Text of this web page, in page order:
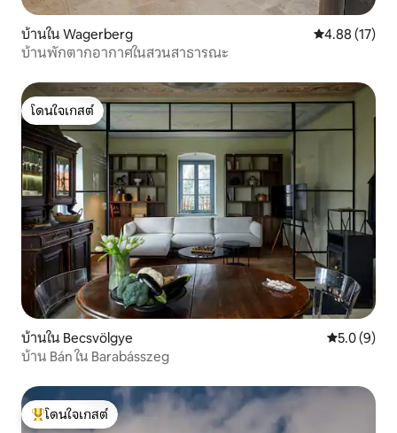
บ้านใน Wagerberg คะแนนเฉลี่ย
4.88 (17)
บ้านพักตากอากาศในสวนสาธารณะ
โดนใจเกสต์
โดนใจเกสต์
บ้านใน Becsvölgye คะแนนเฉลี่
5.0 (9)
บ้าน Bán ใน Barabásszeg
โดนใจเกสต์ที่สุด
โดนใจเกสต์